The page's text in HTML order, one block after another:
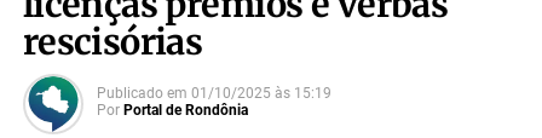
rescisórias
Publicado em 01/10/2025 às 15:19
Por Portal de Rondônia